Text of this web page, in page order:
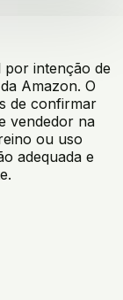
por intenção de
Amazon. O
de confirmar
vendedor na
ou uso
adequada e